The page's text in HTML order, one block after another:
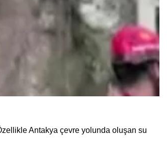
Antakya çevre yolunda oluşan su